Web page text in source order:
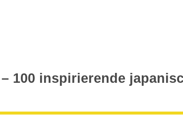
100 inspirierende